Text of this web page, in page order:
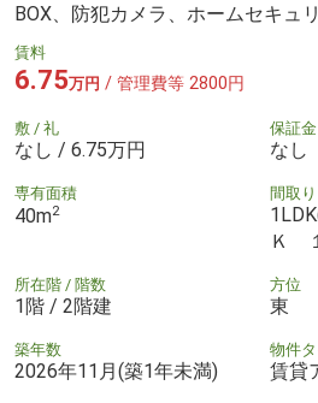
BOX、防犯カメラ、ホームセキュ
賃料
6.75万円 / 管理費等 2800円
敷 / 礼
なし / 6.75万円
保証金
なし
専有面積
40m2
間取り
Ｋ
所在階 / 階数
1階 / 2階建
方位
東
築年数
2026年11月(築1年未満)
物件
賃貸